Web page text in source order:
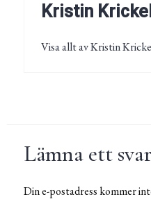
Kristin
Visa allt av Kristin
Lämna ett svar
Din e-postadress kommer